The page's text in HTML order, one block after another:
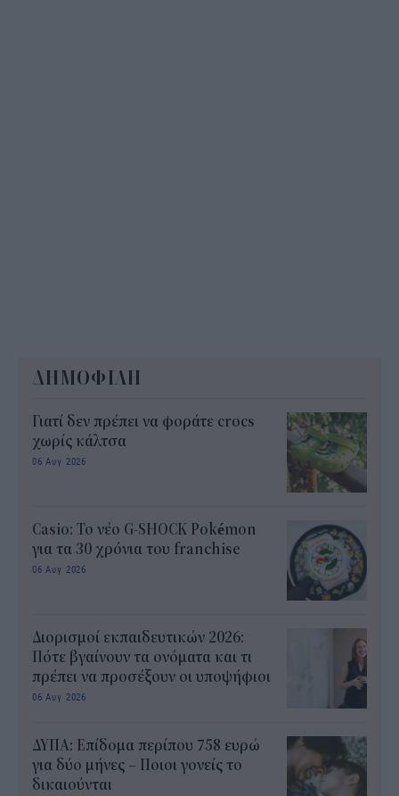
ΔΗΜΟΦΙΛΗ
Γιατί δεν πρέπει να φοράτε crocs
χωρίς κάλτσα
06 Αυγ 2026
Casio: Το νέο G-SHOCK Pokémon
για τα 30 χρόνια του franchise
06 Αυγ 2026
Διορισμοί εκπαιδευτικών 2026:
Πότε βγαίνουν τα ονόματα και τι
πρέπει να προσέξουν οι υποψήφιοι
06 Αυγ 2026
ΔΥΠΑ: Επίδομα περίπου 758 ευρώ
για δύο μήνες – Ποιοι γονείς το
δικαιούνται